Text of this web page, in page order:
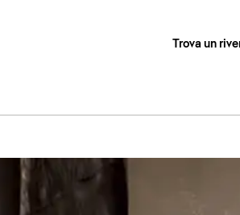
Trova un